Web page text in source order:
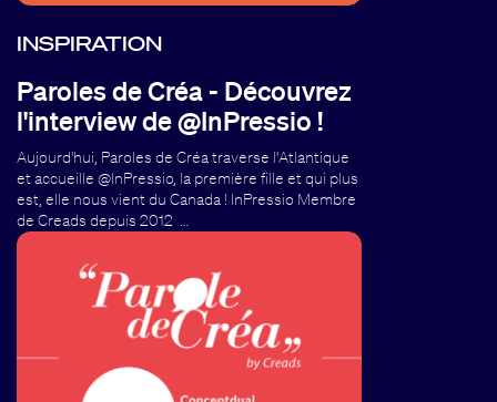
INSPIRATION
Paroles de Créa - Découvrez
l'interview de @InPressio !
Aujourd'hui, Paroles de Créa traverse l'Atlantique
et accueille @InPressio, la première fille et qui plus
est, elle nous vient du Canada ! InPressio Membre
de Creads depuis 2012 …